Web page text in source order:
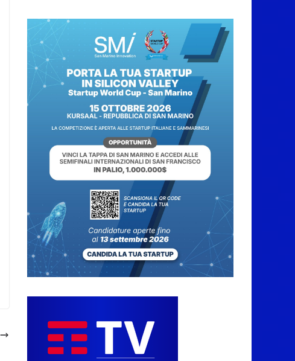
Caccuri celebra
Roberto Sergio:
cittadinanza onoraria,
chiavi della città e
premio alla carriera
7 Agosto 2026